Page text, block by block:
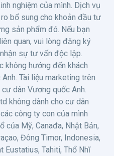
nghiệm của mình. Dịch vụ
bổ sung cho khoản đầu tư
sản phẩm đó. Nếu bạn
quan, vui lòng đăng ký
sự tư vấn độc lập.
không hướng đến khách
Tài liệu marketing trên
dân Vương quốc Anh.
không dành cho cư dân
công ty con của mình
của Mỹ, Canađa, Nhật Bản,
Đông Timor, Indonesia,
Eustatius, Tahiti, Thổ Nhĩ